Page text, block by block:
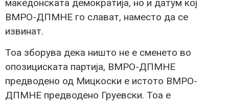
македонската демократија, но и датум кој
ВМРО-ДПМНЕ го слават, наместо да се
извинат.
Тоа зборува дека ништо не е сменето во
опозициската партија, ВМРО-ДПМНЕ
предводено од Мицкоски е истото ВМРО-
ДПМНЕ предводено Груевски. Тоа е